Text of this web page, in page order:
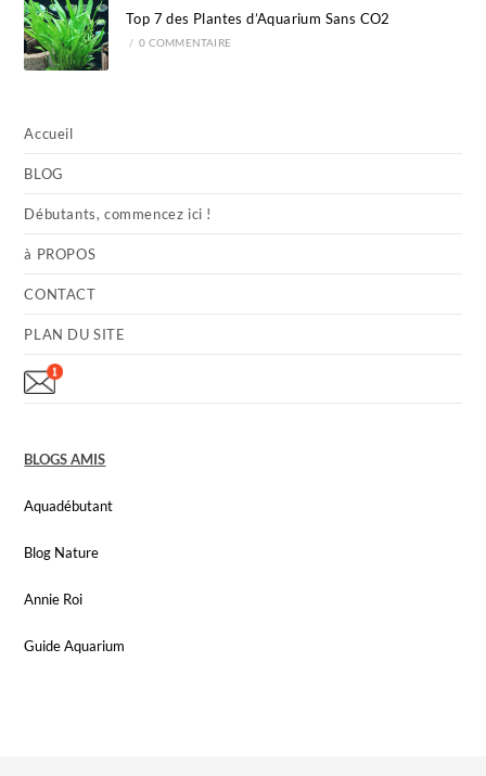
Top 7 des Plantes d’Aquarium Sans CO2
/ 0 COMMENTAIRE
Accueil
BLOG
Débutants, commencez ici !
à PROPOS
CONTACT
PLAN DU SITE
BLOGS AMIS
Aquadébutant
Blog Nature
Annie Roi
Guide Aquarium